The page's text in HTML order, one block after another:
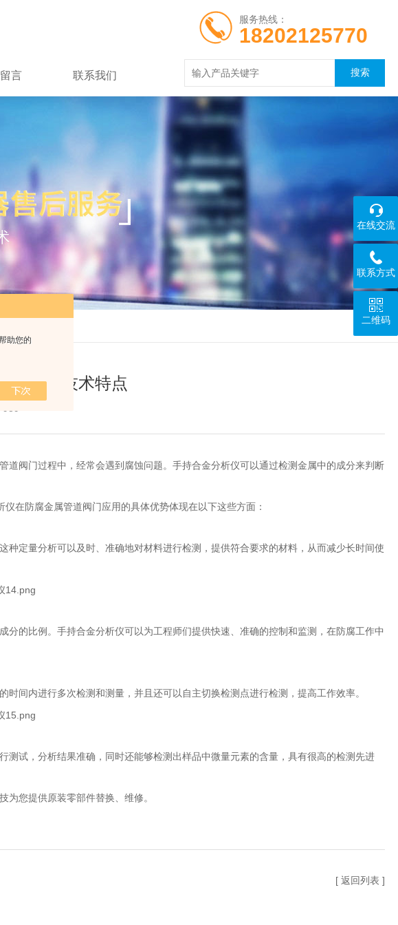
助您的
服务热线：
18202125770
言 联系我们
应用的技术特点
阀门过程中，经常会遇到腐蚀问题。手持合金分析仪可以通过检测金属中的成分来判断
防腐金属管道阀门应用的具体优势体现在以下这些方面：
定量分析可以及时、准确地对材料进行检测，提供符合要求的材料，从而减少长时间使
的比例。手持合金分析仪可以为工程师们提供快速、准确的控制和监测，在防腐工作中
内进行多次检测和测量，并且还可以自主切换检测点进行检测，提高工作效率。
试，分析结果准确，同时还能够检测出样品中微量元素的含量，具有很高的检测先进
您提供原装零部件替换、维修。
[ 返回列表 ]
在线交流
联系方式
二维码